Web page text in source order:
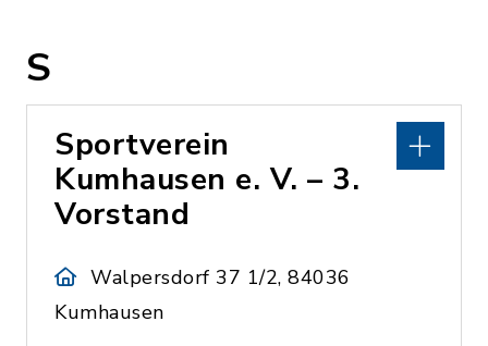
S
Sportverein
Kumhausen e. V. – 3.
Vorstand
Walpersdorf 37 1/2, 84036
Kumhausen